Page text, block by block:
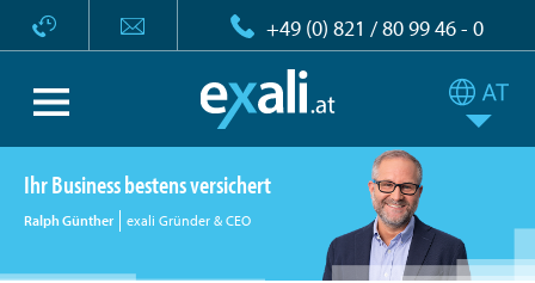
+49 (0) 821 / 80 99 46 - 0
Ihr Business bestens versichert
Ralph Günther exali Gründer & CEO